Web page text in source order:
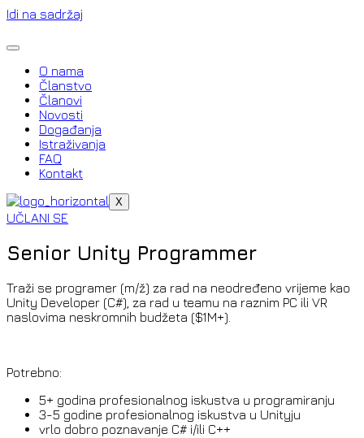
Idi na sadržaj
O nama
Članstvo
Članovi
Novosti
Događanja
Istraživanja
FAQ
Kontakt
X
UČLANI SE
Senior Unity Programmer
Traži se programer (m/ž) za rad na neodređeno vrijeme kao
Unity Developer (C#), za rad u teamu na raznim PC ili VR
naslovima neskromnih budžeta ($1M+).
Potrebno:
5+ godina profesionalnog iskustva u programiranju
3-5 godine profesionalnog iskustva u Unityju
vrlo dobro poznavanje C# i/ili C++